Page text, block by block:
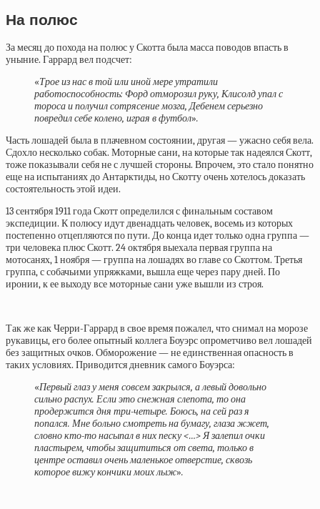
На полюс
За месяц до похода на полюс у Скотта была масса поводов впасть в
уныние. Гаррард вел подсчет:
«Трое из нас в той или иной мере утратили
работоспособность: Форд отморозил руку, Клисолд упал с
тороса и получил сотрясение мозга, Дебенем серьезно
повредил себе колено, играя в футбол».
Часть лошадей была в плачевном состоянии, другая — ужасно себя вела.
Сдохло несколько собак. Моторные сани, на которые так надеялся Скотт,
тоже показывали себя не с лучшей стороны. Впрочем, это стало понятно
еще на испытаниях до Антарктиды, но Скотту очень хотелось доказать
состоятельность этой идеи.
13 сентября 1911 года Скотт определился с финальным составом
экспедиции. К полюсу идут двенадцать человек, восемь из которых
постепенно отцепляются по пути. До конца идет только одна группа —
три человека плюс Скотт. 24 октября выехала первая группа на
мотосанях, 1 ноября — группа на лошадях во главе со Скоттом. Третья
группа, с собачьими упряжками, вышла еще через пару дней. По
иронии, к ее выходу все моторные сани уже вышли из строя.
Так же как Черри-Гаррард в свое время пожалел, что снимал на морозе
рукавицы, его более опытный коллега Боуэрс опрометчиво вел лошадей
без защитных очков. Обморожение — не единственная опасность в
таких условиях. Приводится дневник самого Боуэрса:
«Первый глаз у меня совсем закрылся, а левый довольно
сильно распух. Если это снежная слепота, то она
продержится дня три-четыре. Боюсь, на сей раз я
попался. Мне больно смотреть на бумагу, глаза жжет,
словно кто-то насыпал в них песку <…> Я залепил очки
пластырем, чтобы защититься от света, только в
центре оставил очень маленькое отверстие, сквозь
которое вижу кончики моих лыж».